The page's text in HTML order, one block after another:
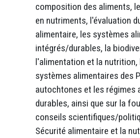
composition des aliments,
en nutriments, l'évaluation
alimentaire, les systèmes
intégrés/durables, la
l'alimentation et la nutrition,
systèmes alimentaires des
autochtones et les régimes
durables, ainsi que sur la
conseils scientifiques/
Sécurité alimentaire et la